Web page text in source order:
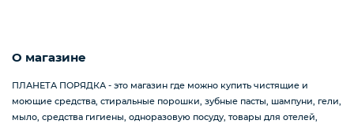
О магазине
ПЛАНЕТА ПОРЯДКА - это магазин где можно купить чистящие и
моющие средства, стиральные порошки, зубные пасты, шампуни, гели,
мыло, средства гигиены, одноразовую посуду, товары для отелей,